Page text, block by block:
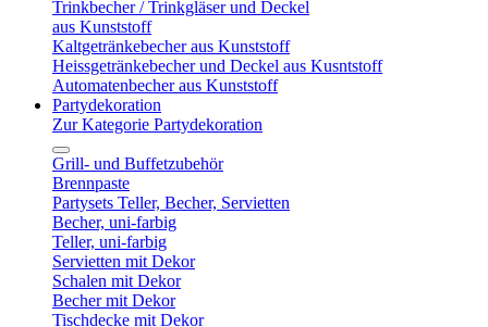
Trinkbecher / Trinkgläser und Deckel
aus Kunststoff
Kaltgetränkebecher aus Kunststoff
Heissgetränkebecher und Deckel aus Kusntstoff
Automatenbecher aus Kunststoff
Partydekoration
Zur Kategorie Partydekoration
Grill- und Buffetzubehör
Brennpaste
Partysets Teller, Becher, Servietten
Becher, uni-farbig
Teller, uni-farbig
Servietten mit Dekor
Schalen mit Dekor
Becher mit Dekor
Tischdecke mit Dekor